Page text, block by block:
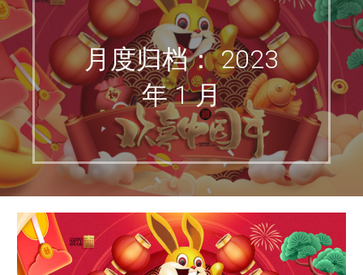
月度归档： 2023
年 1 月